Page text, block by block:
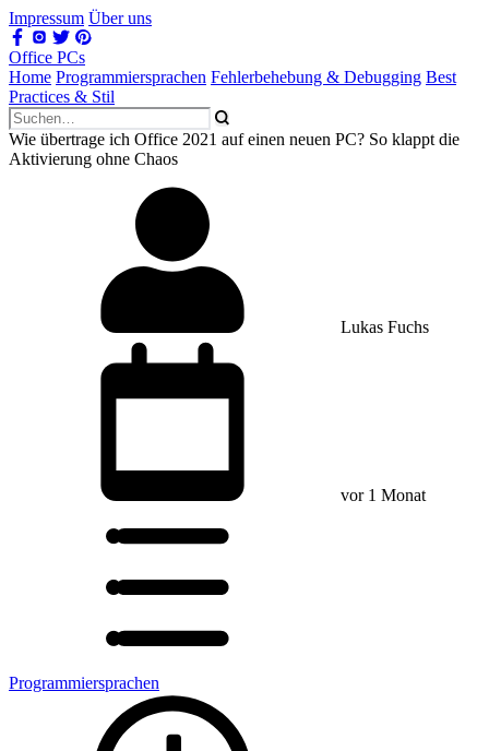
Impressum Über uns
Office PCs
Home Programmiersprachen Fehlerbehebung & Debugging Best
Practices & Stil
Wie übertrage ich Office 2021 auf einen neuen PC? So klappt die
Aktivierung ohne Chaos
Lukas Fuchs
vor 1 Monat
Programmiersprachen